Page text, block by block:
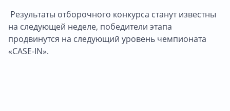
Результаты отборочного конкурса станут известны
на следующей неделе, победители этапа
продвинутся на следующий уровень чемпионата
«CASE-IN».